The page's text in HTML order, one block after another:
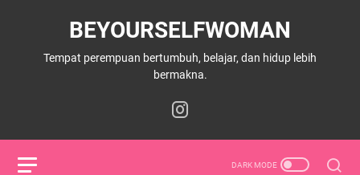
BEYOURSELFWOMAN
Tempat perempuan bertumbuh, belajar, dan hidup lebih
bermakna.